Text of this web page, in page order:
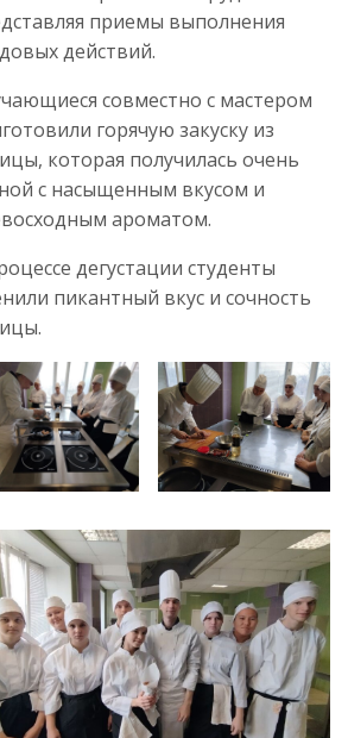
приемы выполнения
действий.
совместно с мастером
горячую закуску из
которая получилась очень
с насыщенным вкусом и
ароматом.
дегустации студенты
пикантный вкус и сочность